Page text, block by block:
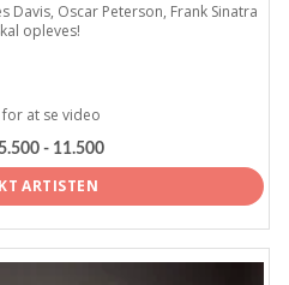
Davis, Oscar Peterson, Frank Sinatra
opleves!
for at se video
- 11.500
ARTISTEN